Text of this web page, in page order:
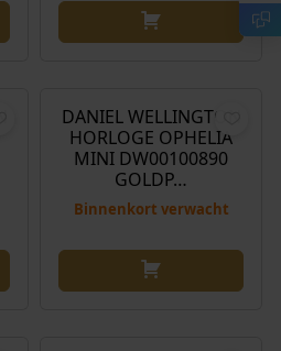
DANIEL WELLINGTON
HORLOGE OPHELIA
MINI DW00100890
GOLDP…
Binnenkort verwacht